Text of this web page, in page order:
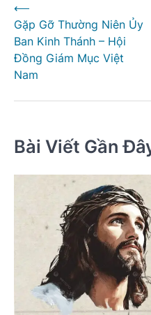
hướng
bài
viết
⟵
Gặp Gỡ Thường Niên Ủy
Ban Kinh Thánh – Hội
Đồng Giám Mục Việt
Nam
Bài Viết Gần